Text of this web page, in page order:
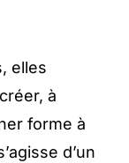
elles
à
forme à
d’un